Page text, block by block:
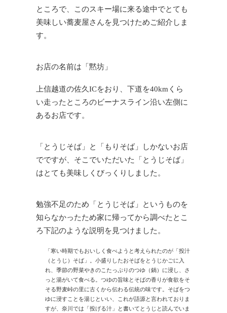
ところで、このスキー場に来る途中でとても
美味しい蕎麦屋さんを見つけためご紹介しま
す。
お店の名前は「黙坊」
上信越道の佐久ICをおり、下道を40kmくら
い走ったところのビーナスライン沿い左側に
あるお店です。
「とうじそば」と「もりそば」しかないお店
でですが、そこでいただいた「とうじそば」
はとても美味しくびっくりしました。
勉強不足のため「とうじそば」というものを
知らなかったため家に帰ってから調べたとこ
ろ下記のような説明を見つけました。
「寒い時期でもおいしく食べようと考えられたのが「投汁
（とうじ）そば」。小盛りしたおそばをとうじかごに入
れ、季節の野菜やきのこたっぷりのつゆ（鍋）に浸し、さ
っと湯がいて食べる。つゆの旨味とそばの香りが食欲をそ
そる野麦峠の里に古くから伝わる伝統の味です。そばをつ
ゆに浸すことを湯じといい、これが語源と言われておりま
すが、奈川では「投げる汁」と書いてとうじと読んでいま